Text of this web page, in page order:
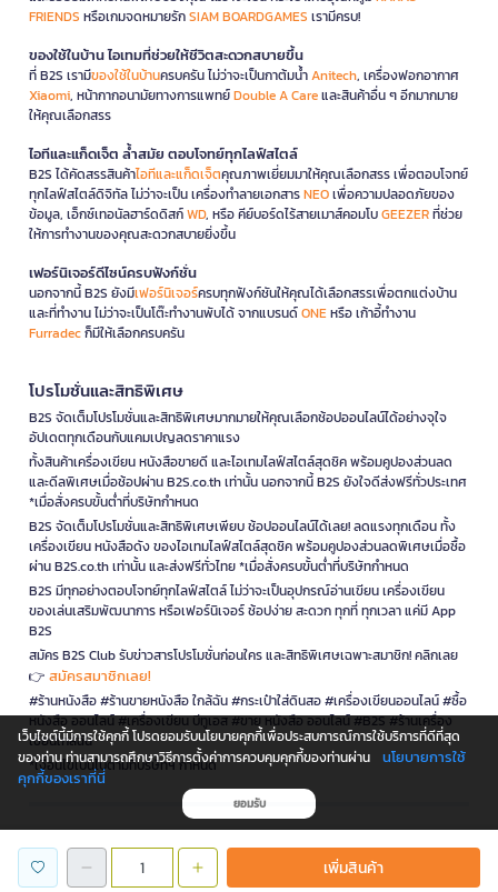
เพิ่มสินค้า
FRIENDS หรือเกมจดหมายรักSIAM BOARDGAMES เรามีครบ!
ของใช้ในบ้าน ไอเทมที่ช่วยให้ชีวิตสะดวกสบายขึ้น
ที่ B2S เรามีของใช้ในบ้านครบครัน ไม่ว่าจะเป็นกาต้มน้ำAnitech, เครื่องฟอกอากาศ
Xiaomi, หน้ากากอนามัยทางการแพทย์Double A Careและสินค้าอื่น ๆ อีกมากมาย
ให้คุณเลือกสรร
ไอทีและแก็ดเจ็ต ล้ำสมัย ตอบโจทย์ทุกไลฟ์สไตล์
B2S ได้คัดสรรสินค้าไอทีและแก็ดเจ็ตคุณภาพเยี่ยมมาให้คุณเลือกสรร เพื่อตอบโจทย์
ทุกไลฟ์สไตล์ดิจิทัล ไม่ว่าจะเป็น เครื่องทำลายเอกสารNEOเพื่อความปลอดภัยของ
ข้อมูล, เอ็กซ์เทอนัลฮาร์ดดิสก์WD, หรือ คีย์บอร์ดไร้สายเมาส์คอมโบGEEZERที่ช่วย
ให้การทำงานของคุณสะดวกสบายยิ่งขึ้น
เฟอร์นิเจอร์ดีไซน์ครบฟังก์ชั่น
นอกจากนี้ B2S ยังมีเฟอร์นิเจอร์ครบทุกฟังก์ชันให้คุณได้เลือกสรรเพื่อตกแต่งบ้าน
และที่ทำงาน ไม่ว่าจะเป็นโต๊ะทำงานพับได้ จากแบรนด์ONEหรือ เก้าอี้ทำงาน
Furradecก็มีให้เลือกครบครัน
โปรโมชั่นและสิทธิพิเศษ
B2S จัดเต็มโปรโมชั่นและสิทธิพิเศษมากมายให้คุณเลือกช้อปออนไลน์ได้อย่างจุใจ
อัปเดตทุกเดือนกับแคมเปญลดราคาแรง
ทั้งสินค้าเครื่องเขียน หนังสือขายดี และไอเทมไลฟ์สไตล์สุดชิค พร้อมคูปองส่วนลด
และดีลพิเศษเมื่อช้อปผ่าน B2S.co.th เท่านั้น นอกจากนี้ B2S ยังใจดีส่งฟรีทั่วประเทศ
*เมื่อสั่งครบขั้นต่ำที่บริษัทกำหนด
B2S จัดเต็มโปรโมชั่นและสิทธิพิเศษเพียบ ช้อปออนไลน์ได้เลย! ลดแรงทุกเดือน ทั้ง
เครื่องเขียน หนังสือดัง ของไอเทมไลฟ์สไตล์สุดชิค พร้อมคูปองส่วนลดพิเศษเมื่อซื้อ
ผ่าน B2S.co.th เท่านั้น และส่งฟรีทั่วไทย *เมื่อสั่งครบขั้นต่ำที่บริษัทกำหนด
B2S มีทุกอย่างตอบโจทย์ทุกไลฟ์สไตล์ ไม่ว่าจะเป็นอุปกรณ์อ่านเขียน เครื่องเขียน
ของเล่นเสริมพัฒนาการ หรือเฟอร์นิเจอร์ ช้อปง่าย สะดวก ทุกที่ ทุกเวลา แค่มี App
B2S
สมัคร B2S Club รับข่าวสารโปรโมชั่นก่อนใคร และสิทธิพิเศษเฉพาะสมาชิก! คลิกเลย
👉 สมัครสมาชิกเลย!
#ร้านหนังสือ #ร้านขายหนังสือ ใกล้ฉัน #กระเป๋าใส่ดินสอ #เครื่องเขียนออนไลน์ #ซื้อ
หนังสือ ออนไลน์ #เครื่องเขียน บีทูเอส #ขาย หนังสือ ออนไลน์ #B2S #ร้านเครื่อง
เขียนใกล้ฉัน
*เงื่อนไขเป็นไปตามที่บริษัทฯ กำหนด
is a company operating under
เว็บไซต์นี้มีการใช้คุกกี้ โปรดยอมรับนโยบายคุกกี้เพื่อประสบการณ์การใช้บริการที่ดีที่สุด
ของท่าน ท่านสามารถศึกษาวิธีการตั้งค่าการควบคุมคุกกี้ของท่านผ่าน
นโยบายการใช้
คุกกี้ของเราที่นี่
ยอมรับ